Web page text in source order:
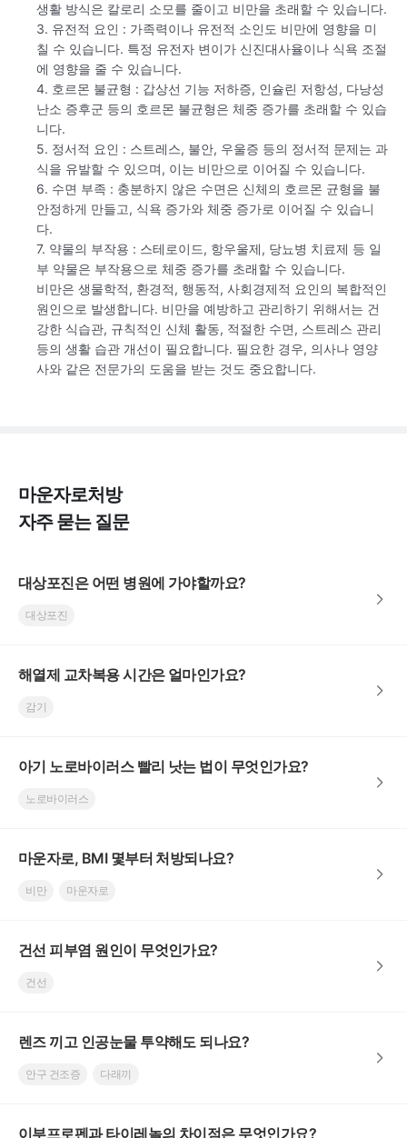
생활 방식은 칼로리 소모를 줄이고 비만을 초래할 수 있습니다.
3. 유전적 요인 : 가족력이나 유전적 소인도 비만에 영향을 미
칠 수 있습니다. 특정 유전자 변이가 신진대사율이나 식욕 조절
에 영향을 줄 수 있습니다.
4. 호르몬 불균형 : 갑상선 기능 저하증, 인슐린 저항성, 다낭성
난소 증후군 등의 호르몬 불균형은 체중 증가를 초래할 수 있습
니다.
5. 정서적 요인 : 스트레스, 불안, 우울증 등의 정서적 문제는 과
식을 유발할 수 있으며, 이는 비만으로 이어질 수 있습니다.
6. 수면 부족 : 충분하지 않은 수면은 신체의 호르몬 균형을 불
안정하게 만들고, 식욕 증가와 체중 증가로 이어질 수 있습니
다.
7. 약물의 부작용 : 스테로이드, 항우울제, 당뇨병 치료제 등 일
부 약물은 부작용으로 체중 증가를 초래할 수 있습니다.
비만은 생물학적, 환경적, 행동적, 사회경제적 요인의 복합적인
원인으로 발생합니다. 비만을 예방하고 관리하기 위해서는 건
강한 식습관, 규칙적인 신체 활동, 적절한 수면, 스트레스 관리
등의 생활 습관 개선이 필요합니다. 필요한 경우, 의사나 영양
사와 같은 전문가의 도움을 받는 것도 중요합니다.
마운자로처방
자주 묻는 질문
대상포진은 어떤 병원에 가야할까요?
대상포진
해열제 교차복용 시간은 얼마인가요?
감기
아기 노로바이러스 빨리 낫는 법이 무엇인가요?
노로바이러스
마운자로, BMI 몇부터 처방되나요?
비만 마운자로
건선 피부염 원인이 무엇인가요?
건선
렌즈 끼고 인공눈물 투약해도 되나요?
안구 건조증 다래끼
이부프로펜과 타이레놀의 차이점은 무엇인가요?